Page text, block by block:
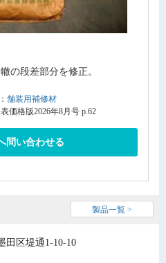
の段差部分を修正。
： 舗装用補修材
価格版2026年8月号 p.62
問い合わせる
製品一覧 >
田区堤通1-10-10